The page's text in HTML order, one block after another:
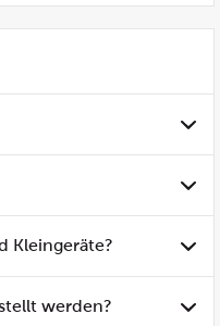
Kleingeräte?
werden?